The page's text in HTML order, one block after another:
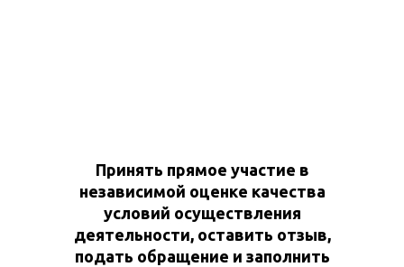
Принять прямое участие в
независимой оценке качества
условий осуществления
деятельности, оставить отзыв,
подать обращение и заполнить